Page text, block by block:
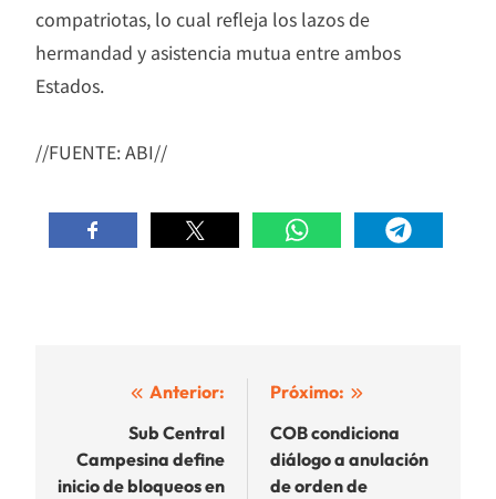
compatriotas, lo cual refleja los lazos de
hermandad y asistencia mutua entre ambos
Estados.
//FUENTE: ABI//
Navegación
entradas
Anterior:
Sub Central
Campesina define
inicio de bloqueos en
Próximo:
COB condiciona
diálogo a anulación
de orden de